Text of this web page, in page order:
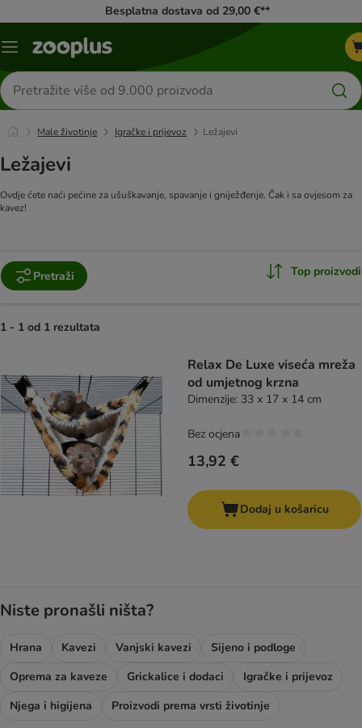
Besplatna dostava od 29,00 €**
Izbornik
Traži
proizvode
Male životinje Igračke i prijevoz Ležajevi
Ležajevi
Ovdje ćete naći pećine za ušuškavanje, spavanje i gniježđenje. Čak i sa ovjesom za
kavez!
Pretraži Top proizvodi
1 - 1 od 1 rezultata
Relax De Luxe viseća mreža
od umjetnog krzna
Dimenzije: 33 x 17 x 14 cm
13,92 €
Bez ocjena
Dodaj u košaricu
Niste pronašli ništa?
Hrana Kavezi Vanjski kavezi
Sijeno i podloge
Oprema za kaveze
Grickalice i dodaci
Igračke i prijevoz
Njega i higijena
Proizvodi prema vrsti životinje